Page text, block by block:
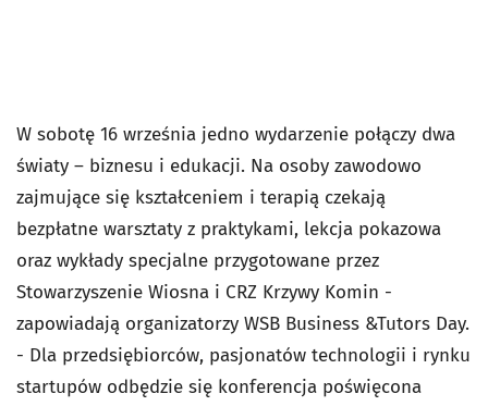
W sobotę 16 września jedno wydarzenie połączy dwa
światy – biznesu i edukacji. Na osoby zawodowo
zajmujące się kształceniem i terapią czekają
bezpłatne warsztaty z praktykami, lekcja pokazowa
oraz wykłady specjalne przygotowane przez
Stowarzyszenie Wiosna i CRZ Krzywy Komin -
zapowiadają organizatorzy WSB Business &Tutors Day.
- Dla przedsiębiorców, pasjonatów technologii i rynku
startupów odbędzie się konferencja poświęcona